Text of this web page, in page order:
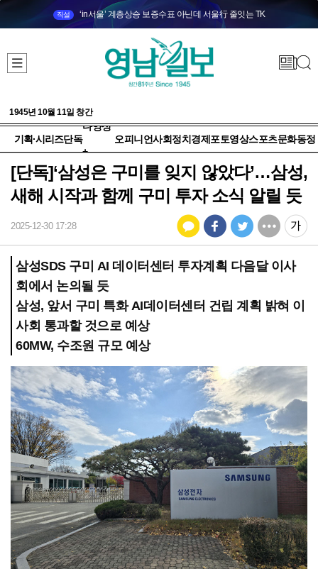
직설 ‘in서울’ 계층상승 보증수표 아닌데 서울行 줄잇는 TK
1945년 10월 11일 창간
기획·시리즈단독
다양성
+
오피니언사회정치 경제 포토영상스포츠문화동정
[단독]‘삼성은 구미를 잊지 않았다’…삼성,
새해 시작과 함께 구미 투자 소식 알릴 듯
2025-12-30 17:28
삼성SDS 구미 AI 데이터센터 투자계획 다음달 이사
회에서 논의될 듯
삼성, 앞서 구미 특화 AI데이터센터 건립 계획 밝혀 이
사회 통과할 것으로 예상
60MW, 수조원 규모 예상